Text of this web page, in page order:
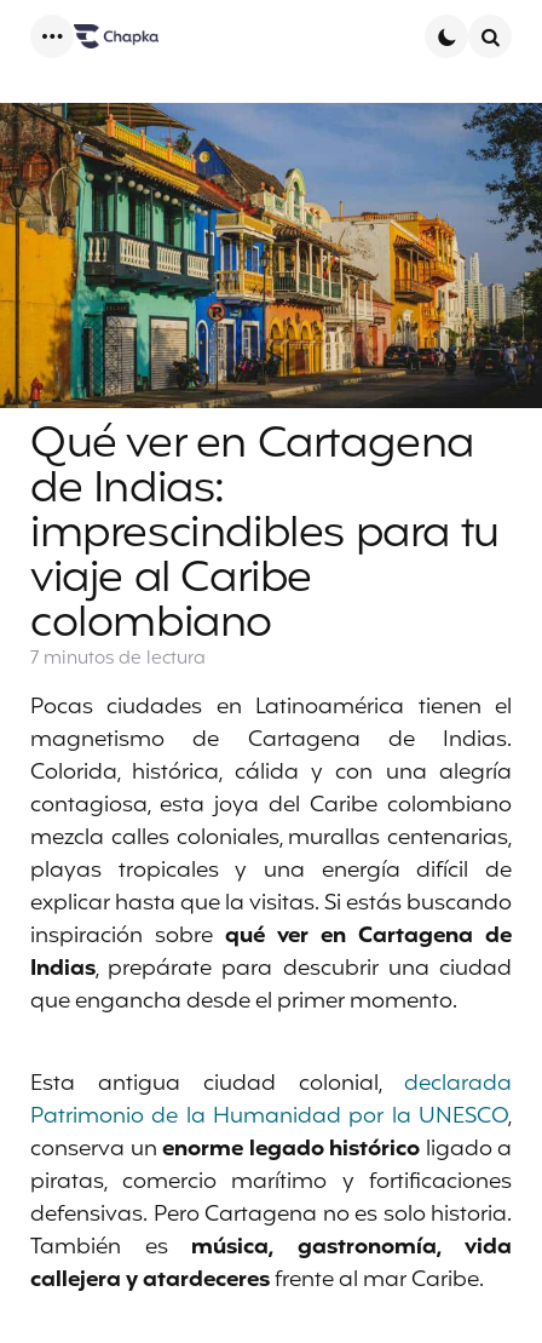
Qué ver en Cartagena
de Indias:
imprescindibles para tu
viaje al Caribe
colombiano
7 minutosde lectura
Pocas ciudades en Latinoamérica tienen el
magnetismo de Cartagena de Indias.
Colorida, histórica, cálida y con una alegría
contagiosa, esta joya del Caribe colombiano
mezcla calles coloniales, murallas centenarias,
playas tropicales y una energía difícil de
explicar hasta que la visitas. Si estás buscando
inspiración sobre qué ver en Cartagena de
Indias, prepárate para descubrir una ciudad
que engancha desde el primer momento.
Esta antigua ciudad colonial, declarada
Patrimonio de la Humanidad por la UNESCO,
conserva unenorme legado histórico ligado a
piratas, comercio marítimo y fortificaciones
defensivas. Pero Cartagena no es solo historia.
También es música, gastronomía, vida
callejera y atardeceresfrente al mar Caribe.